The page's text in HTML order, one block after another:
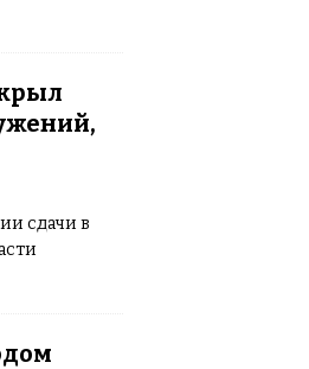
1 тип.Автор:
сдачи в